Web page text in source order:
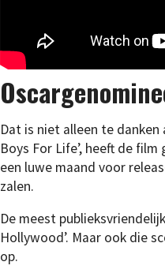
Dat is niet alleen te danken
Boys For Life’, heeft de
een luwe maand voor
zalen.
De meest
Hollywood’. Maar ook die
op.